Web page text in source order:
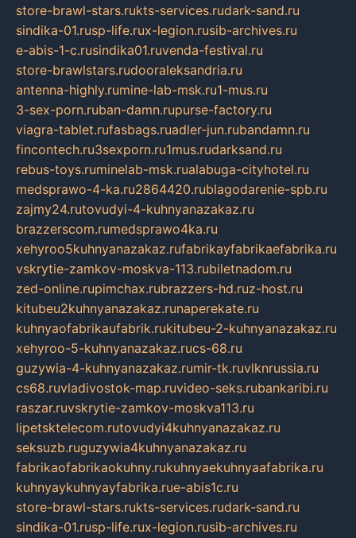
store-brawl-stars.rukts-services.rudark-sand.ru
sindika-01.rusp-life.rux-legion.rusib-archives.ru
e-abis-1-c.rusindika01.ruvenda-festival.ru
store-brawlstars.rudooraleksandria.ru
antenna-highly.rumine-lab-msk.ru1-mus.ru
3-sex-porn.ruban-damn.rupurse-factory.ru
viagra-tablet.rufasbags.ruadler-jun.rubandamn.ru
fincontech.ru3sexporn.ru1mus.rudarksand.ru
rebus-toys.ruminelab-msk.rualabuga-cityhotel.ru
medsprawo-4-ka.ru2864420.rublagodarenie-spb.ru
zajmy24.rutovudyi-4-kuhnyanazakaz.ru
brazzerscom.rumedsprawo4ka.ru
xehyroo5kuhnyanazakaz.rufabrikayfabrikaefabrika.ru
vskrytie-zamkov-moskva-113.rubiletnadom.ru
zed-online.rupimchax.rubrazzers-hd.ruz-host.ru
kitubeu2kuhnyanazakaz.runaperekate.ru
kuhnyaofabrikaufabrik.rukitubeu-2-kuhnyanazakaz.ru
xehyroo-5-kuhnyanazakaz.rucs-68.ru
guzywia-4-kuhnyanazakaz.rumir-tk.ruvlknrussia.ru
cs68.ruvladivostok-map.ruvideo-seks.rubankaribi.ru
raszar.ruvskrytie-zamkov-moskva113.ru
lipetsktelecom.rutovudyi4kuhnyanazakaz.ru
seksuzb.ruguzywia4kuhnyanazakaz.ru
fabrikaofabrikaokuhny.rukuhnyaekuhnyaafabrika.ru
kuhnyaykuhnyayfabrika.rue-abis1c.ru
store-brawl-stars.rukts-services.rudark-sand.ru
sindika-01.rusp-life.rux-legion.rusib-archives.ru